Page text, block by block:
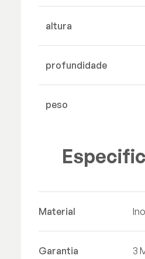
altura
profundidade
peso
Material
Garantia 3